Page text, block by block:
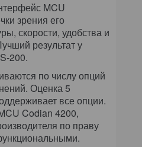
MCU
зрения его
скорости, удобства и
результат у
200.
по числу опций
Оценка 5
все опции.
Codian 4200,
по праву